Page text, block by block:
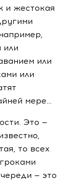
и жестокая
или
или
или
мере…
Это —
то всех
— это